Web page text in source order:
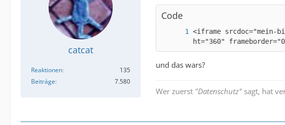
catcat
Reaktionen
135
Beiträge
7.580
Code
<iframe srcdoc="mein-
ht="360"
und das wars?
Wer zuerst "Datenschutz" sagt, hat